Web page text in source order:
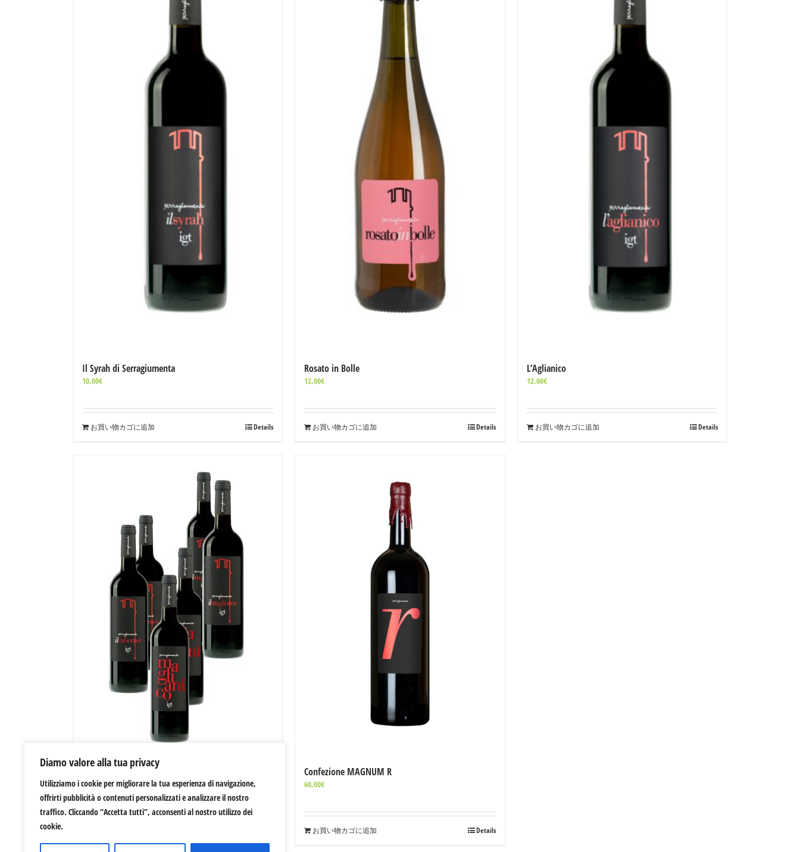
Diamo valore alla tua privacy
Utilizziamo i cookie per migliorare la tua esperienza di navigazione,
offrirti pubblicità o contenuti personalizzati e analizzare il nostro
traffico. Cliccando “Accetta tutti”, acconsenti al nostro utilizzo dei
cookie.
Il Syrah di Serragiumenta
10,00€
お買い物カゴに追加 Details
Rosato in Bolle
12,00€
お買い物カゴに追加 Details
L’Aglianico
12,00€
お買い物カゴに追加 Details
I Rossi di Serragiumenta
60,00€
Confezione MAGNUM R
60,00€
お買い物カゴに追加 Details